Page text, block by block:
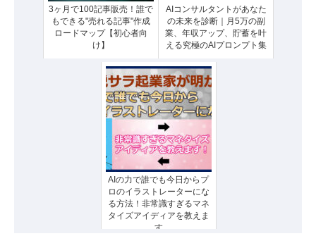
3ヶ月で100記事販売！誰で
もできる"売れる記事"作成
ロードマップ【初心者向
け】
AIコンサルタントがあなた
の未来を診断｜月5万の副
業、年収アップ、貯蓄を叶
える究極のAIプロンプト集
AIの力で誰でも今日からプ
ロのイラストレーターにな
る方法！非常識すぎるマネ
タイズアイディアを教えま
す